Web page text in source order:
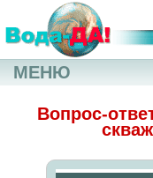
Вопрос-
МЕНЮ